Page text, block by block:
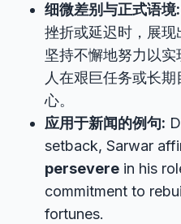
细微差别与正式语境:
挫折或延迟时，展现
坚持不懈地努力以
人在艰巨任务或长
心。
应用于新闻的例句:
setback, Sarwar
persevere in his
commitment to
fortunes.